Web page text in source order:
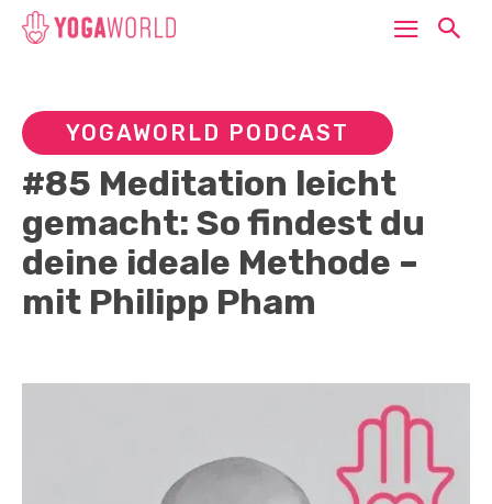
YOGAWORLD PODCAST
#85 Meditation leicht
gemacht: So findest du
deine ideale Methode –
mit Philipp Pham